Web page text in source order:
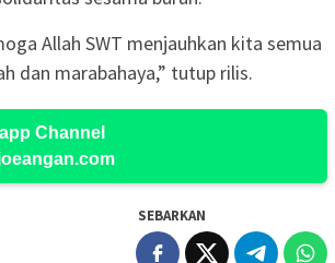
Allah SWT menjauhkan kita semua
dan marabahaya,” tutup rilis.
Channel
SEBARKAN